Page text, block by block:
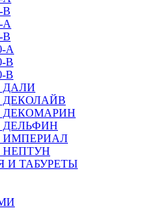
B
A
B
A
B
B
ДАЛИ
ДЕКОЛАЙВ
ДЕКОМАРИН
ДЕЛЬФИН
ИМПЕРИАЛ
НЕПТУН
И ТАБУРЕТЫ